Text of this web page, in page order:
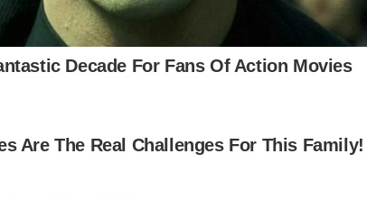
Decade For Fans Of Action Movies
Are The Real Challenges For This Family!